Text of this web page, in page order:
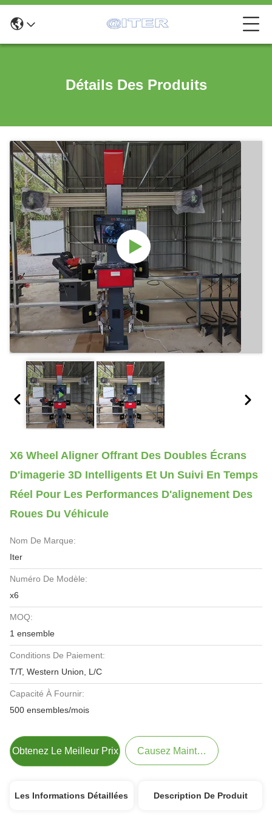
Détails Des Produits
X6 Wheel Aligner Offrant Des Doubles Écrans
D'imagerie 3D Intelligents Et Un Suivi En Temps
Réel Pour Les Performances D'alignement Des
Roues Du Véhicule
Nom De Marque:
Iter
Numéro De Modèle:
x6
MOQ:
1 ensemble
Conditions De Paiement:
T/T, Western Union, L/C
Capacité À Fournir:
500 ensembles/mois
Obtenez Le Meilleur Prix Causez Maintenant
Les Informations Détaillées Description De Produit